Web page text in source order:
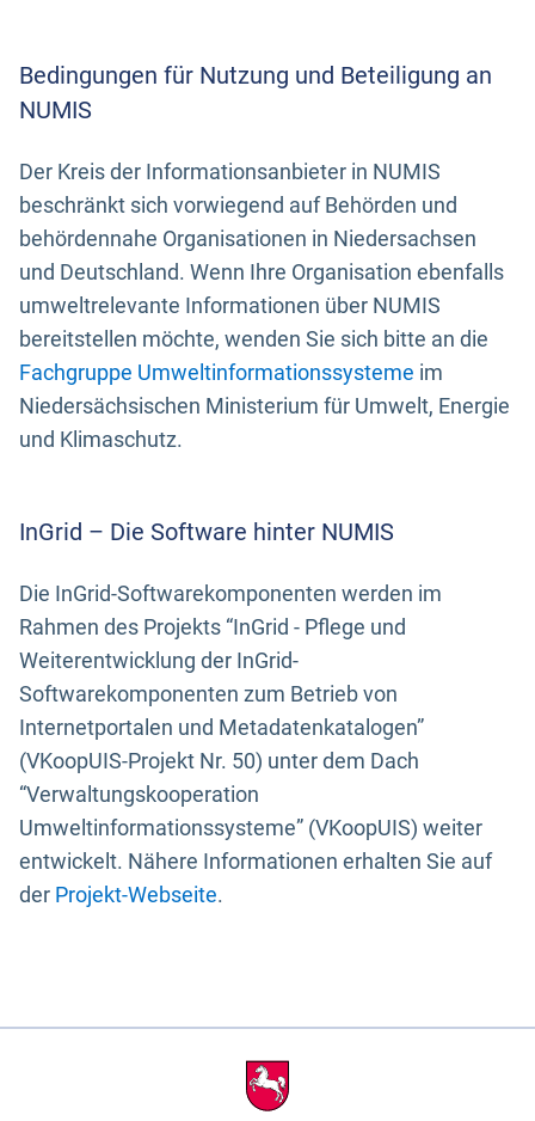
Bedingungen für Nutzung und Beteiligung an
NUMIS
Der Kreis der Informationsanbieter in NUMIS
beschränkt sich vorwiegend auf Behörden und
behördennahe Organisationen in Niedersachsen
und Deutschland. Wenn Ihre Organisation ebenfalls
umweltrelevante Informationen über NUMIS
bereitstellen möchte, wenden Sie sich bitte an die
Fachgruppe Umweltinformationssysteme im
Niedersächsischen Ministerium für Umwelt, Energie
und Klimaschutz.
InGrid – Die Software hinter NUMIS
Die InGrid-Softwarekomponenten werden im
Rahmen des Projekts “InGrid - Pflege und
Weiterentwicklung der InGrid-
Softwarekomponenten zum Betrieb von
Internetportalen und Metadatenkatalogen”
(VKoopUIS-Projekt Nr. 50) unter dem Dach
“Verwaltungskooperation
Umweltinformationssysteme” (VKoopUIS) weiter
entwickelt. Nähere Informationen erhalten Sie auf
der Projekt-Webseite.